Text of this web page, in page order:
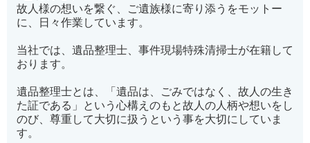
故人様の想いを繋ぐ、ご遺族様に寄り添うをモットー
に、日々作業しています。
当社では、遺品整理士、事件現場特殊清掃士が在籍して
おります。
遺品整理士とは、「遺品は、ごみではなく、故人の生き
た証である」という心構えのもと故人の人柄や想いをし
のび、尊重して大切に扱うという事を大切にしていま
す。